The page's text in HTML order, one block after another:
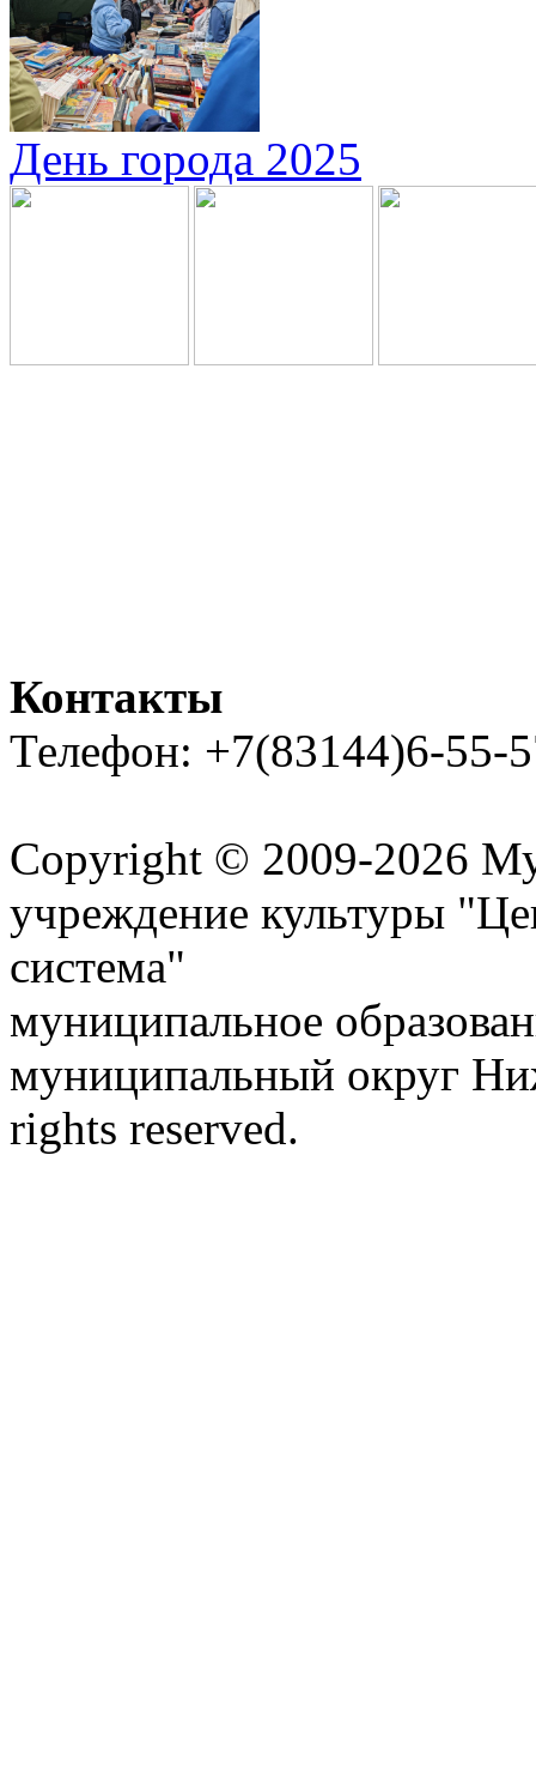
День города 2025
Контакты
Телефон: +7(83144)6-55-
Copyright © 2009-2026
учреждение культуры
система"
муниципальное
муниципальный округ
rights reserved.